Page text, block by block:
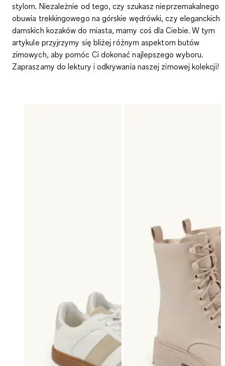
stylom. Niezależnie od tego, czy szukasz nieprzemakalnego
obuwia trekkingowego na górskie wędrówki, czy eleganckich
damskich kozaków do miasta, mamy coś dla Ciebie. W tym
artykule przyjrzymy się bliżej różnym aspektom butów
zimowych, aby pomóc Ci dokonać najlepszego wyboru.
Zapraszamy do lektury i odkrywania naszej zimowej kolekcji!